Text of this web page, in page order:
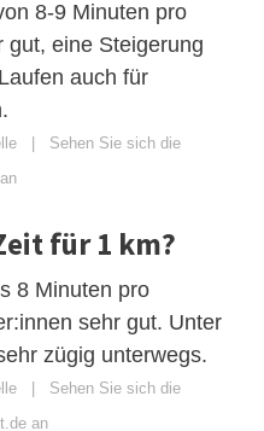
8-9 Minuten pro
gut, eine Steigerung
auch für
| Sehen Sie sich die
für 1 km?
8 Minuten pro
sehr gut. Unter
zügig unterwegs.
| Sehen Sie sich die
an